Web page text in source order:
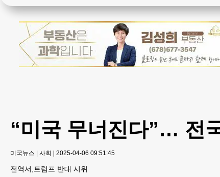
“미국 무너진다”… 전
미국뉴스 | 사회 | 2025-04-06 09:51:45
전역서,트럼프 반대 시위